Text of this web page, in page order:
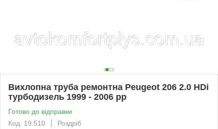
Вихлопна труба ремонтна Peugeot 206 2.0 HDi
турбодизель 1999 - 2006 рр
Готово до відправки
Код: 19.510
Роздріб